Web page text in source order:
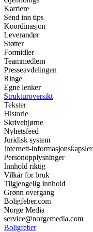
Karriere
Send inn tips
Koordinasjon
Leverandør
Støtter
Formidler
Teammedlem
Presseavdelingen
Ringe
Egne lenker
Strukturoversikt
Tekster
Historie
Skrivehjørne
Nyhetsfeed
Juridisk system
Internett-informasjonskapsler
Personopplysninger
Innhold riktig
Vilkår for bruk
Tilgjengelig innhold
Grønn overgang
Boligfeber.com
Norge Media
service@norgemedia.com
Boligfeber